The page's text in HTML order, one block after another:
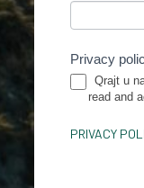
Privacy
Qrajt u
read and
PRIVACY